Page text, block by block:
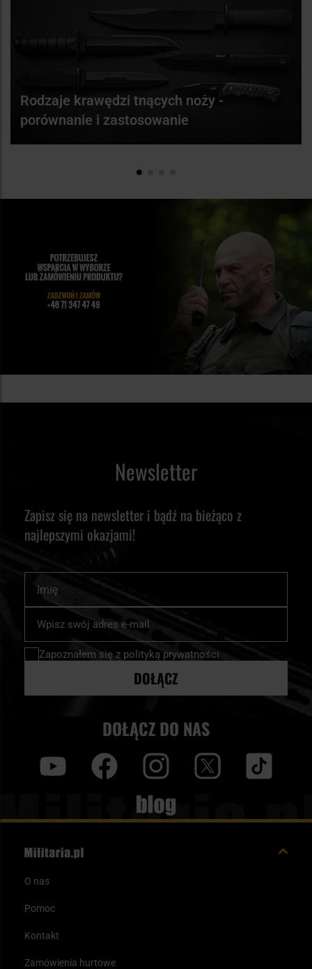
Rodzaje krawędzi tnących noży -
porównanie i zastosowanie
Newsletter
Zapisz się na newsletter i bądź na bieżąco z
najlepszymi okazjami!
nasz
newsletter:
Zapoznałem się z polityką prywatności
DOŁĄCZ
DOŁĄCZ DO NAS
Blog
O nas
Pomoc
Kontakt
Zamówienia hurtowe